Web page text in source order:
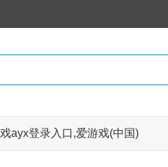
ayx登录入口,爱游戏(中国)